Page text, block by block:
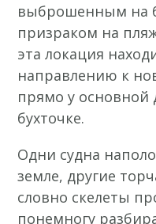
выброшенным на
призраком на
эта локация
направлению к
прямо у основной
бухточке.
Одни судна
земле, другие
словно скелеты
понемногу